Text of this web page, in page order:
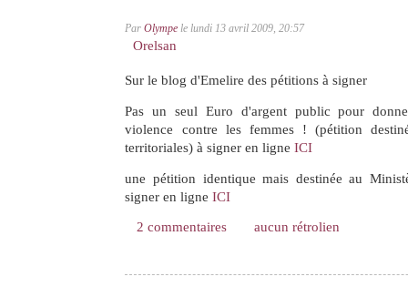
ParOlympe le lundi 13 avril 2009, 20:57
Orelsan
Sur le blog d'Emelire des pétitions à signer
Pas un seul Euro d'argent public pour
violence contre les femmes ! (pétition
territoriales) à signer en ligneICI
une pétition identique mais destinée au
signer en ligneICI
2 commentaires aucun rétrolien